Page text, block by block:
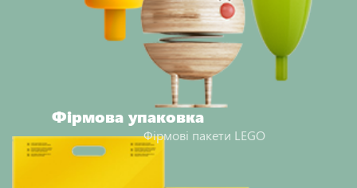
Фірмова упаковка
Фірмові пакети LEGO